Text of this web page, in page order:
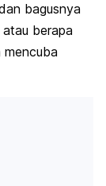
bagusnya
berapa